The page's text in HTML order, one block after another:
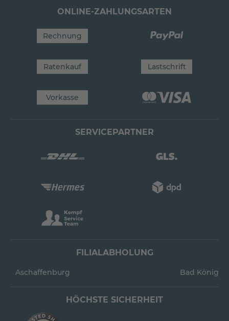
ONLINE-ZAHLUNGSARTEN
Rechnung
Ratenkauf Lastschrift
Vorkasse
SERVICEPARTNER
FILIALABHOLUNG
Aschaffenburg Bad König
HÖCHSTE SICHERHEIT